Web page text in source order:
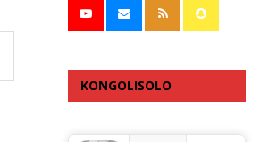
KONGOLISOLO